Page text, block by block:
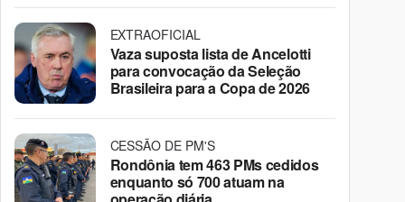
EXTRAOFICIAL
Vaza suposta lista de Ancelotti
para convocação da Seleção
Brasileira para a Copa de 2026
CESSÃO DE PM'S
Rondônia tem 463 PMs cedidos
enquanto só 700 atuam na